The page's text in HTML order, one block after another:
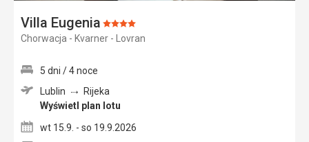
Villa Eugenia Ocena:
4/5
Chorwacja - Kvarner - Lovran
5 dni / 4 noce
Lublin
Rijeka
Wyświetl plan lotu
wt 15.9. - so 19.9.2026